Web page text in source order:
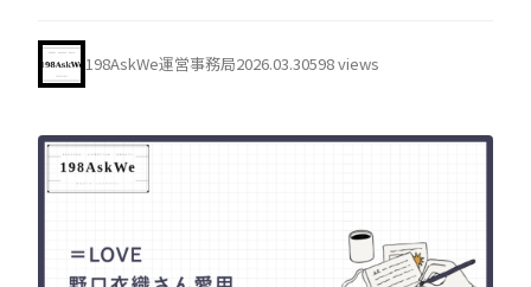
198AskWe運営事務局2026.03.30598 views